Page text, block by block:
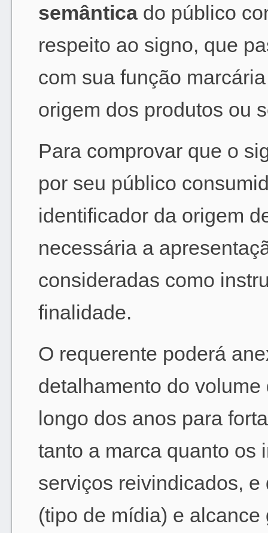
semânticado público
respeito ao signo, que
com sua função
origem dos produtos ou
Para comprovar que o
por seu público
identificador da origem
necessária a
consideradas como
finalidade.
O requerente poderá
detalhamento do
longo dos anos para
tanto a marca quanto os
serviços reivindicados,
(tipo de mídia) e alcance